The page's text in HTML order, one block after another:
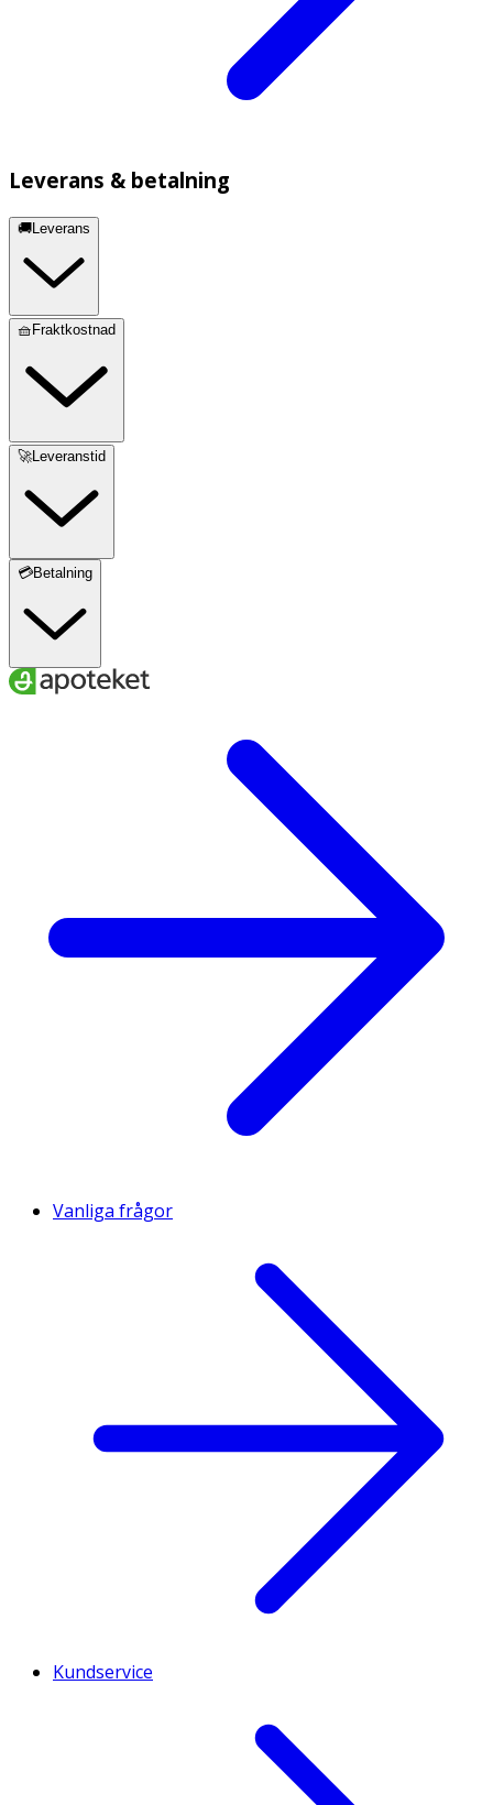
Leverans & betalning
🚚Leverans
🧺Fraktkostnad
🚀Leveranstid
💳Betalning
Vanliga frågor
Kundservice